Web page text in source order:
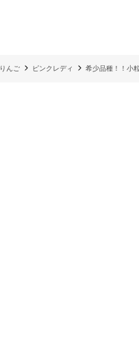
りんご ピンクレディ 希少品種！！小